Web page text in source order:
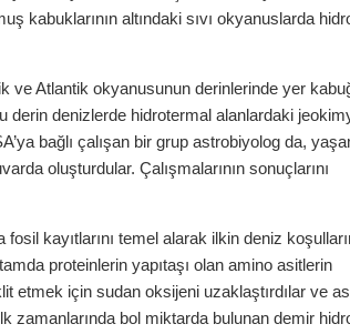
kabuklarının altındaki sıvı okyanuslarda
ve Atlantik okyanusunun derinlerinde yer
derin denizlerde hidrotermal alanlardaki
bağlı çalışan bir grup astrobiyolog da,
oluşturdular. Çalışmalarının sonuçlarını
kayıtlarını temel alarak ilkin deniz
proteinlerin yapıtaşı olan amino asitlerin
etmek için sudan oksijeni uzaklaştırdılar ve
zamanlarında bol miktarda bulunan demir